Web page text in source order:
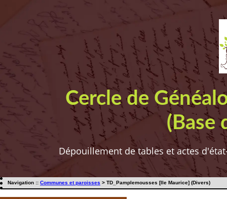
Cercle de
(Base
Dépouillement de tables et actes
Navigation :: Communes et paroisses > TD_Pamplemousses [Ile Maurice] (Divers)